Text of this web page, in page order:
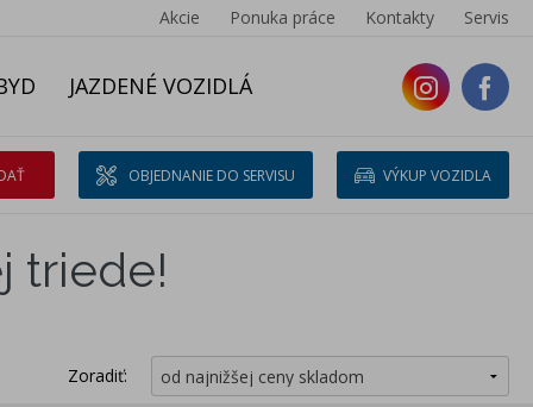
Akcie Ponuka práce Kontakty Servis
JAZDENÉ VOZIDLÁ
OBJEDNANIE DO SERVISU VÝKUP VOZIDLA
triede!
Zoradiť: